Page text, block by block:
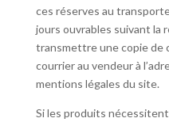
ces réserves au
jours ouvrables suivant la
transmettre une copie de
courrier au vendeur à
mentions légales du site.
Si les produits